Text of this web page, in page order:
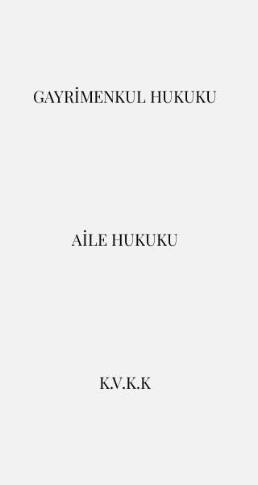
GAYRİMENKUL HUKUKU
AİLE HUKUKU
K.V.K.K